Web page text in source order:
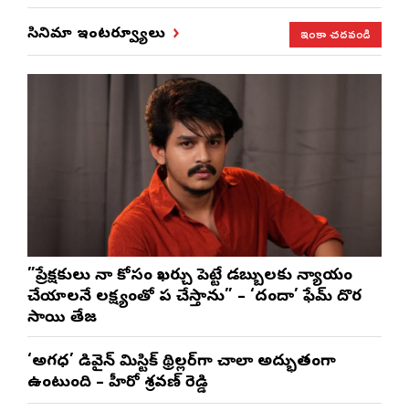
సినిమా ఇంటర్వ్యూలు ఇంకా చదవండి
”ప్రేక్షకులు నా కోసం ఖర్చు పెట్టే డబ్బులకు న్యాయం
చేయాలనే లక్ష్యంతో పని చేస్తాను” – ‘దందా’ ఫేమ్ దొర
సాయి తేజ
‘అగధ’ డివైన్ మిస్టిక్ థ్రిల్లర్‌గా చాలా అద్భుతంగా
ఉంటుంది – హీరో శ్రవణ్ రెడ్డి